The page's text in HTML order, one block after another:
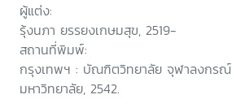
ผู้แต่ง:
รุ้งนภา ยรรยงเกษมสุข, 2519-
สถานที่พิมพ์:
กรุงเทพฯ : บัณฑิตวิทยาลัย จุฬาลงกรณ์
มหาวิทยาลัย, 2542.